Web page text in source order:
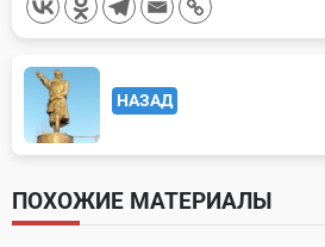
<span
class="nav-
subtitle
screen-
reader-
НАЗАД
ПОХОЖИЕ МАТЕРИАЛЫ